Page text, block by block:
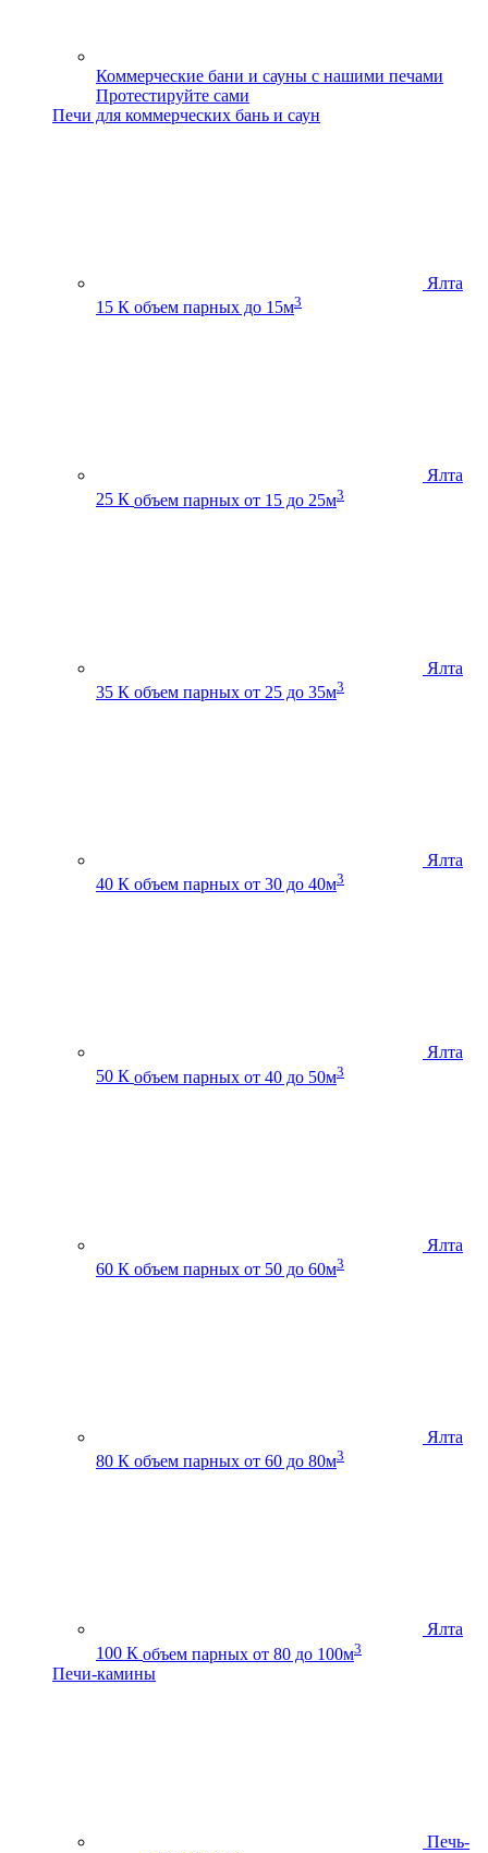
Коммерческие бани и сауны с нашими печами
Протестируйте сами
Печи для коммерческих бань и саун
Ялта
15 К объем парных до 15м3
Ялта
25 К объем парных от 15 до 25м3
Ялта
35 К объем парных от 25 до 35м3
Ялта
40 К объем парных от 30 до 40м3
Ялта
50 К объем парных от 40 до 50м3
Ялта
60 К объем парных от 50 до 60м3
Ялта
80 К объем парных от 60 до 80м3
Ялта
100 К объем парных от 80 до 100м3
Печи-камины
Печь-